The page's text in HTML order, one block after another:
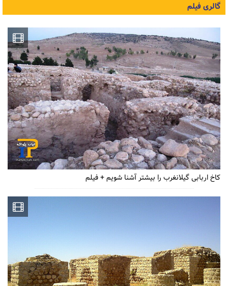
گالری فیلم
کاخ اربابی گیلانغرب را بیشتر آشنا شویم + فیلم